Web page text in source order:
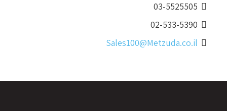
03-5525505
02-533-5390
Sales100@Metzuda.co.il